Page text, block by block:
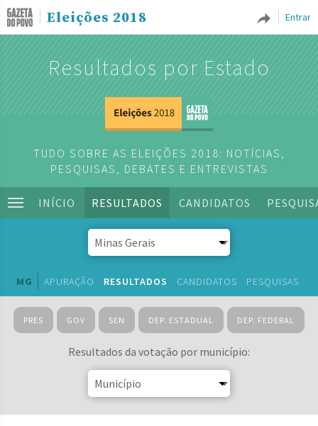
Entrar
Eleições 2018
Resultados por Estado
TUDO SOBRE AS ELEIÇÕES 2018: NOTÍCIAS,
PESQUISAS, DEBATES E ENTREVISTAS
INÍCIO RESULTADOS CANDIDATOS
MG APURAÇÃO RESULTADOS CANDIDATOS PESQUISAS
PRES GOV SEN DEP. ESTADUAL DEP. FEDERAL
Resultados da votação por município: